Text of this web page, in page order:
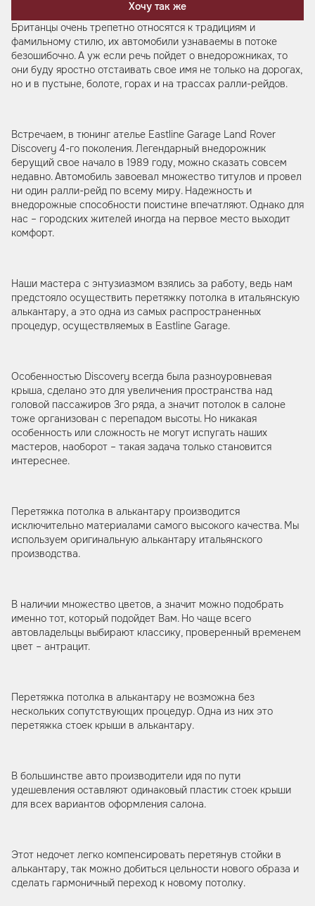
Хочу так же
Британцы очень трепетно относятся к традициям и
фамильному стилю, их автомобили узнаваемы в потоке
безошибочно. А уж если речь пойдет о внедорожниках, то
они буду яростно отстаивать свое имя не только на дорогах,
но и в пустыне, болоте, горах и на трассах ралли-рейдов.
Встречаем, в тюнинг ателье Eastline Garage Land Rover
Discovery 4-го поколения. Легендарный внедорожник
берущий свое начало в 1989 году, можно сказать совсем
недавно. Автомобиль завоевал множество титулов и провел
ни один ралли-рейд по всему миру. Надежность и
внедорожные способности поистине впечатляют. Однако для
нас – городских жителей иногда на первое место выходит
комфорт.
Наши мастера с энтузиазмом взялись за работу, ведь нам
предстояло осуществить перетяжку потолка в итальянскую
алькантару, а это одна из самых распространенных
процедур, осуществляемых в Eastline Garage.
Особенностью Discovery всегда была разноуровневая
крыша, сделано это для увеличения пространства над
головой пассажиров 3го ряда, а значит потолок в салоне
тоже организован с перепадом высоты. Но никакая
особенность или сложность не могут испугать наших
мастеров, наоборот – такая задача только становится
интереснее.
Перетяжка потолка в алькантару производится
исключительно материалами самого высокого качества. Мы
используем оригинальную алькантару итальянского
производства.
В наличии множество цветов, а значит можно подобрать
именно тот, который подойдет Вам. Но чаще всего
автовладельцы выбирают классику, проверенный временем
цвет – антрацит.
Перетяжка потолка в алькантару не возможна без
нескольких сопутствующих процедур. Одна из них это
перетяжка стоек крыши в алькантару.
В большинстве авто производители идя по пути
удешевления оставляют одинаковый пластик стоек крыши
для всех вариантов оформления салона.
Этот недочет легко компенсировать перетянув стойки в
алькантару, так можно добиться цельности нового образа и
сделать гармоничный переход к новому потолку.